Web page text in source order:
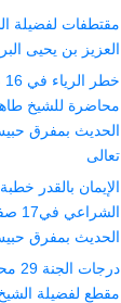
مقتطفات لفضيلة
العزيز بن يحيى
محاضرة للشيخ
الحديث بمفرق
تعالى
الإيمان بالقدر
الحديث بمفرق
مقطع لفضيلة الشيخ